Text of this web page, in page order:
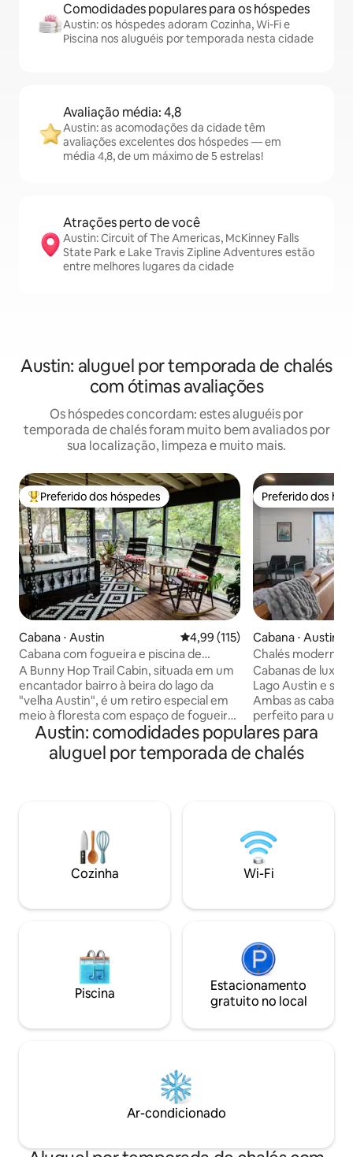
Comodidades populares para os hóspedes
Austin: os hóspedes adoram Cozinha, Wi-Fi e
Piscina nos aluguéis por temporada nesta cidade
Avaliação média: 4,8
Austin: as acomodações da cidade têm
avaliações excelentes dos hóspedes — em
média 4,8, de um máximo de 5 estrelas!
Atrações perto de você
Austin: Circuit of The Americas, McKinney Falls
State Park e Lake Travis Zipline Adventures estão
entre melhores lugares da cidade
Austin: aluguel por temporada de chalés
com ótimas avaliações
Os hóspedes concordam: estes aluguéis por
temporada de chalés foram muito bem avaliados por
sua localização, limpeza e muito mais.
Entre os melhores preferidos dos hóspedes
Preferido dos hóspedes
Cabana ⋅ Austin 4,99 de uma avaliação média de
4,99 (115)
Cabana com fogueira e piscina de
imersão em Hill Country, Lake Travis
A Bunny Hop Trail Cabin, situada em um
encantador bairro à beira do lago da
"velha Austin", é um retiro especial em
meio à floresta com espaço de fogueira,
piscina de imersão (maio a setembro)
transformada em spa de natação
aquecido (outubro a abril) e varanda
Visite as trilhas e cervejarias próximas do
cinturão verde ou dirija até o pitoresco
Hill Country para visitar vinícolas,
churrasqueiras, flores silvestres, outros
pitorescas.
Preferido dos
Preferido dos
Cabana ⋅ Austin
Chalés
com piscina de
Cabanas de luxo
Lago Austin e
Ambas as
perfeito para um
amplos, grande
cowboy,
parque infantil
tem uma vibe
tem smart tv 's,
memória e Wi-Fi
barco ou traga o
Austin: comodidades populares para
aluguel por temporada de chalés
Cozinha Wi-Fi
Piscina
Estacionamento
gratuito no local
Ar-condicionado